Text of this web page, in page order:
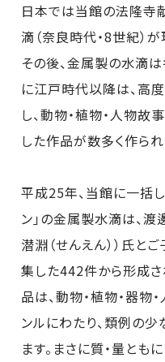
日本では当館の法隆寺
滴（奈良時代・8世紀）
その後、金属製の水滴
に江戸時代以降は、高
し、動物・植物・人物
した作品が数多く作られ
平成25年、当館に一括
ン｣の金属製水滴は、渡
潜淵（せんえん））氏と
集した442件から形成
品は、動物・植物・器物
ンルにわたり、類例の
ます。まさに質・量と